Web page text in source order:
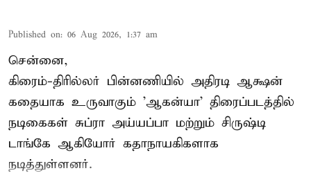
Published on: 06 Aug 2026, 1:37 am
சென்னை,
கிரைம்-திரில்லர் பின்னணியில் அதிரடி ஆக்ஷன்
கதையாக உருவாகும் 'ஆகன்யா' திரைப்படத்தில்
நடிகைகள் சுப்ரா அய்யப்பா மற்றும் சிருஷ்டி
டாங்கே ஆகியோர் கதாநாயகிகளாக
நடித்துள்ளனர்.